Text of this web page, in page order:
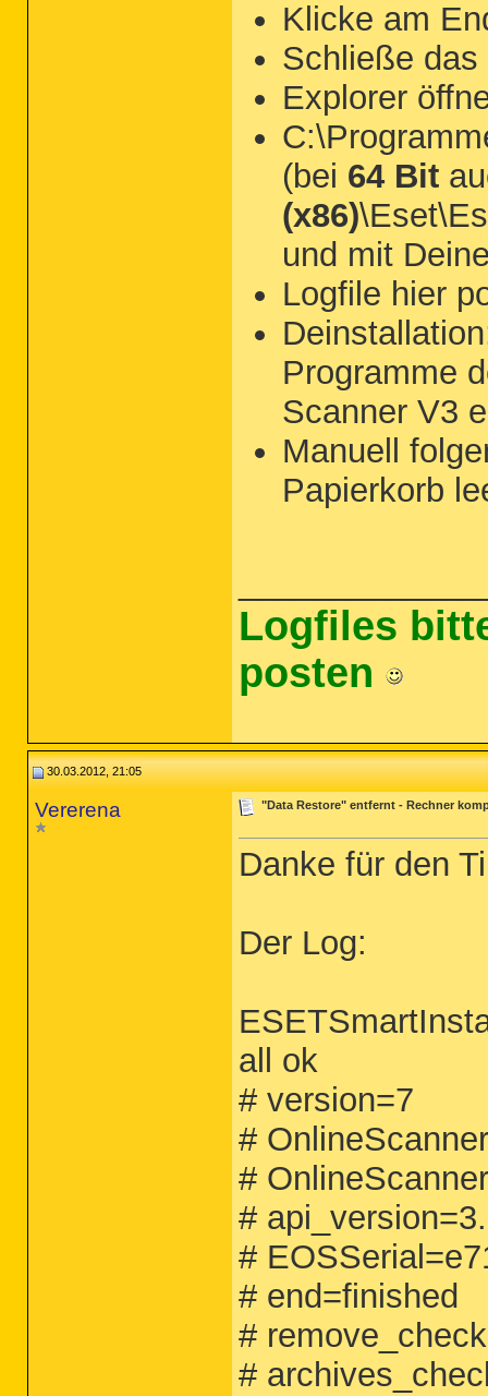
Klicke am
Schließe
Explorer
(bei 64 Bit
(x86)
und mit
Logfile hier
Programme
Scanner V3
Manuell
Papierkorb
Logfiles
posten
30.03.2012, 21:05
Vererena "Data Restore" entfernt - Rechner
Danke für den
Der Log:
all ok
# version=7
#
#
#
#
# end=finished
#
#